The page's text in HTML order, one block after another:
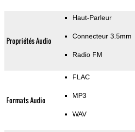
Propriétés Audio
Haut-Parleur
Connecteur 3.5mm
Radio FM
Formats Audio
FLAC
MP3
WAV